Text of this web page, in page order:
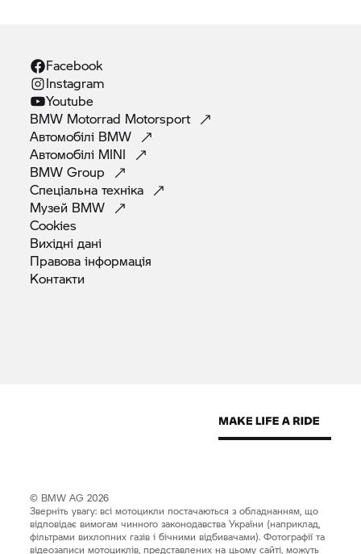
Facebook
Instagram
Youtube
BMW Motorrad Motorsport
Автомобілі BMW
Автомобілі MINI
BMWGroup
Спеціальнатехніка
Музей BMW
Cookies
Вихіднідані
Правоваінформація
Контакти
© BMW AG 2026
Зверніть увагу: всі мотоцикли постачаються з обладнанням, що
відповідає вимогам чинного законодавства України (наприклад,
фільтрами вихлопних газів і бічними відбивачами). Фотографії та
відеозаписи мотоциклів, представлених на цьому сайті, можуть